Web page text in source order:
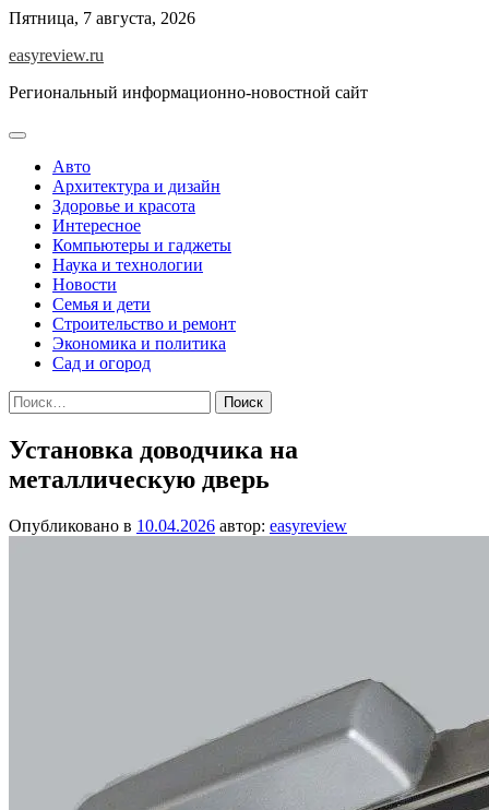
Перейти
содержимому
Пятница, 7 августа, 2026
easyreview.ru
Региональный информационно-новостной сайт
Авто
Архитектура и дизайн
Здоровье и красота
Интересное
Компьютеры и гаджеты
Наука и технологии
Новости
Семья и дети
Строительство и ремонт
Экономика и политика
Сад и огород
Найти:
Установка доводчика на
металлическую дверь
Опубликовано в 10.04.2026 автор: easyreview